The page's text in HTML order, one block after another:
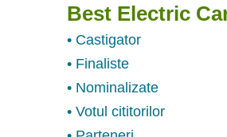
Best Electric
• Castigator
• Finaliste
• Nominalizate
• Votul cititorilor